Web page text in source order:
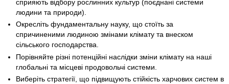
сприяють відбору рослинних культур (поєднані системи
людини та природи).
Окресліть фундаментальну науку, що стоїть за
спричиненими людиною змінами клімату та внеском
сільського господарства.
Порівняйте різні потенційні наслідки зміни клімату на наші
глобальні та місцеві продовольчі системи.
Виберіть стратегії, що підвищують стійкість харчових систем в